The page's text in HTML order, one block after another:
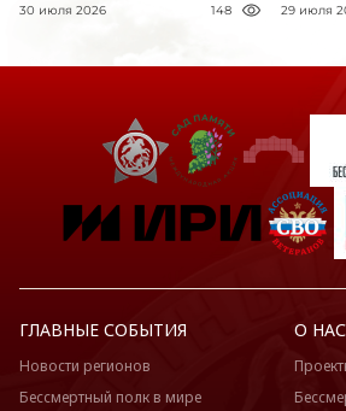
30 июля 2026 148 29 июля
ГЛАВНЫЕ СОБЫТИЯ
Новости регионов
Бессмертный полк в мире
О НАС